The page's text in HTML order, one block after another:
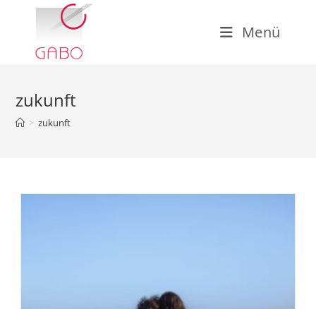
Menü
zukunft
> zukunft